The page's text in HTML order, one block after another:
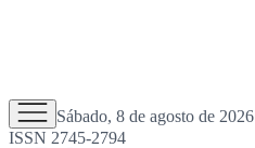
Sábado, 8 de agosto de 2026
ISSN 2745-2794